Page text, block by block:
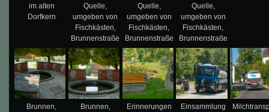
im alten
Dorfkern
Quelle,
umgeben von
Fischkästen,
Brunnenstraße
Quelle,
umgeben von
Fischkästen,
Brunnenstraße
Quelle,
umgeben von
Fischkästen,
Brunnenstraße
Brunnen,
Brunnen,
Erinnerungen
Einsammlung